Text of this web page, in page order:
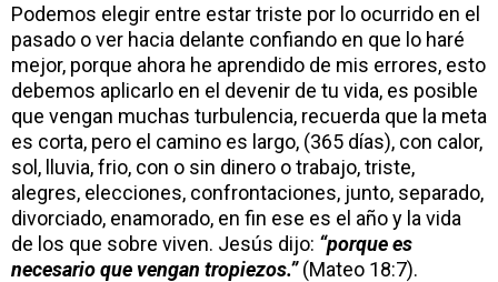
Podemos elegir entre estar triste por lo ocurrido en el
pasado o ver hacia delante confiando en que lo haré
mejor, porque ahora he aprendido de mis errores, esto
debemos aplicarlo en el devenir de tu vida, es posible
que vengan muchas turbulencia, recuerda que la meta
es corta, pero el camino es largo, (365 días), con calor,
sol, lluvia, frio, con o sin dinero o trabajo, triste,
alegres, elecciones, confrontaciones, junto, separado,
divorciado, enamorado, en fin ese es el año y la vida
de los que sobre viven. Jesús dijo: “porque es
necesario que vengan tropiezos.”(Mateo 18:7).